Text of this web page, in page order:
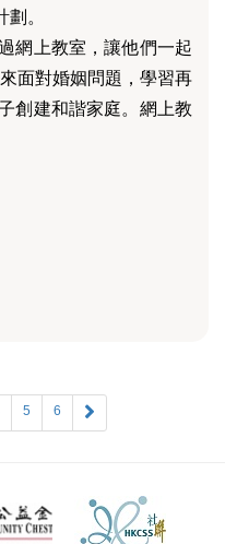
。
網上教室，讓他們一起
面對婚姻問題，學習再
創建和諧家庭。網上教
5 6